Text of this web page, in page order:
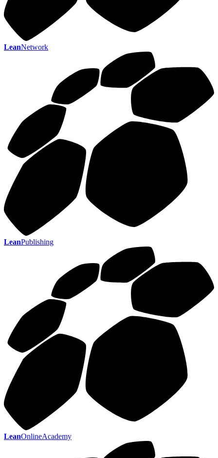
LeanNetwork
LeanPublishing
LeanOnlineAcademy